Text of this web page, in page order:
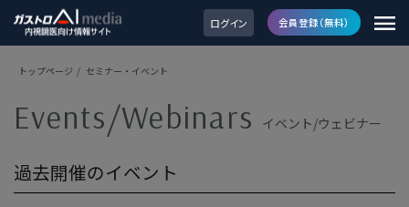
ログイン 会員登録（無料）
トップページ / セミナー・イベント
Events/Webinars イベント/ウェビナー
過去開催のイベント